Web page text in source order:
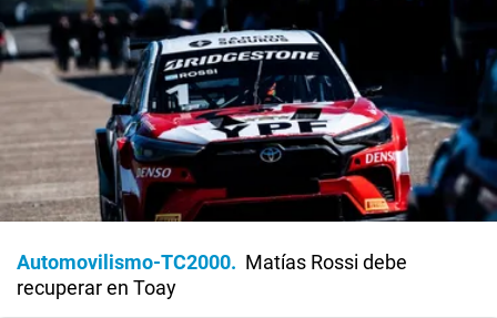
Automovilismo-TC2000
Matías Rossi debe
recuperar en Toay